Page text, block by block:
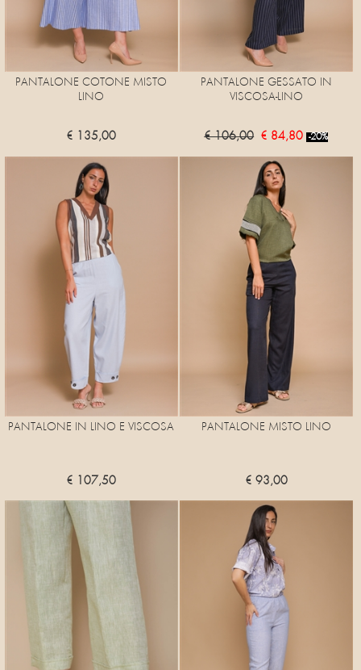
PANTALONE COTONE MISTO
LINO
€ 135,00
PANTALONE GESSATO IN
VISCOSA-LINO
€ 106,00 € 84,80 -20%
PANTALONE IN LINO E VISCOSA
€ 107,50
PANTALONE MISTO LINO
€ 93,00